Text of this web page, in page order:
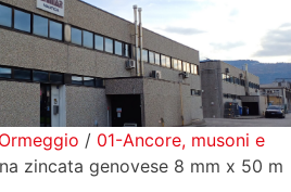
/ 01-Ancore, musoni e
zincata genovese 8 mm x 50 m